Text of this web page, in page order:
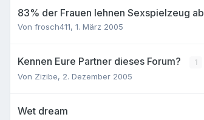
83% der Frauen lehnen Sexspielzeug ab
Von frosch411, 1. März 2005
Kennen Eure Partner dieses Forum? 1
Von Zizibe, 2. Dezember 2005
Wet dream